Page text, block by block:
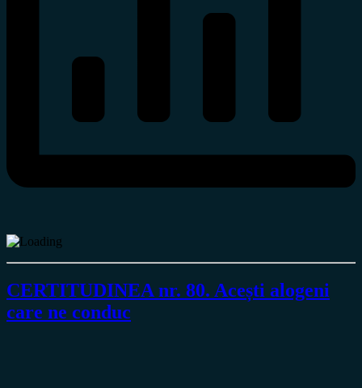
CERTITUDINEA nr. 80. Acești alogeni
care ne conduc